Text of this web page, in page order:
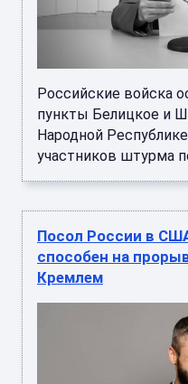
Российские войска
пункты Белицкое и
Народной
участников штурма
Посол России в
способен на
Кремлем